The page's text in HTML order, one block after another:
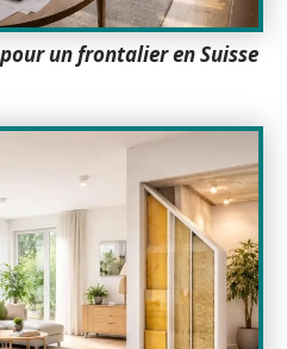
un frontalier en Suisse